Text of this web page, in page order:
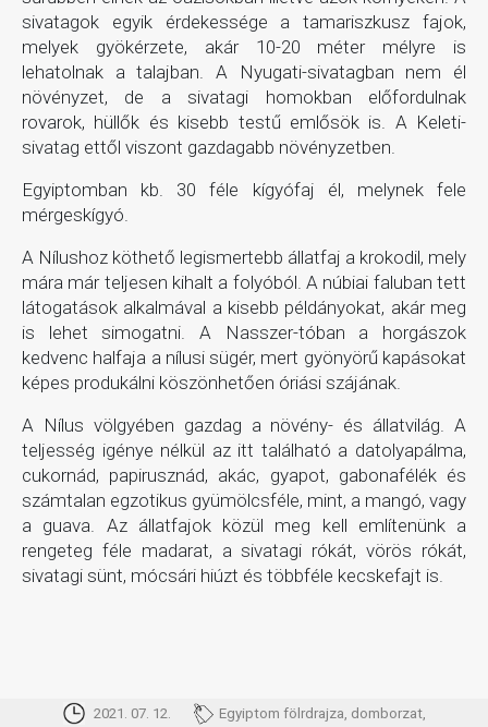
sivatagok egyik érdekessége a tamariszkusz fajok,
melyek gyökérzete, akár 10-20 méter mélyre is
lehatolnak a talajban. A Nyugati-sivatagban nem él
növényzet, de a sivatagi homokban előfordulnak
rovarok, hüllők és kisebb testű emlősök is. A Keleti-
sivatag ettől viszont gazdagabb növényzetben.
Egyiptomban kb. 30 féle kígyófaj él, melynek fele
mérgeskígyó.
A Nílushoz köthető legismertebb állatfaj a krokodil, mely
mára már teljesen kihalt a folyóból. A núbiai faluban tett
látogatások alkalmával a kisebb példányokat, akár meg
is lehet simogatni. A Nasszer-tóban a horgászok
kedvenc halfaja a nílusi sügér, mert gyönyörű kapásokat
képes produkálni köszönhetően óriási szájának.
A Nílus völgyében gazdag a növény- és állatvilág. A
teljesség igénye nélkül az itt található a datolyapálma,
cukornád, papirusznád, akác, gyapot, gabonafélék és
számtalan egzotikus gyümölcsféle, mint, a mangó, vagy
a guava. Az állatfajok közül meg kell említenünk a
rengeteg féle madarat, a sivatagi rókát, vörös rókát,
sivatagi sünt, mócsári hiúzt és többféle kecskefajt is.
2021. 07. 12.
Egyiptom fölrdrajza, domborzat,